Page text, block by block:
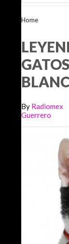
Home
By Radiomex
Guerrero